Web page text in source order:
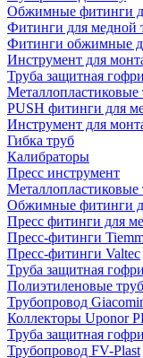
Обжимные фитинги
Фитинги для медной
Фитинги обжимные
Инструмент для
Труба защитная
PUSH фитинги для
Инструмент для
Гибка труб
Калибраторы
Пресс инструмент
Металлопластиковые
Обжимные фитинги
Пресс фитинги для
Пресс-фитинги
Пресс-фитинги Valtec
Труба защитная
Полиэтиленовые
Трубопровод
Коллекторы Uponor
Труба защитная
Трубопровод FV-Plast